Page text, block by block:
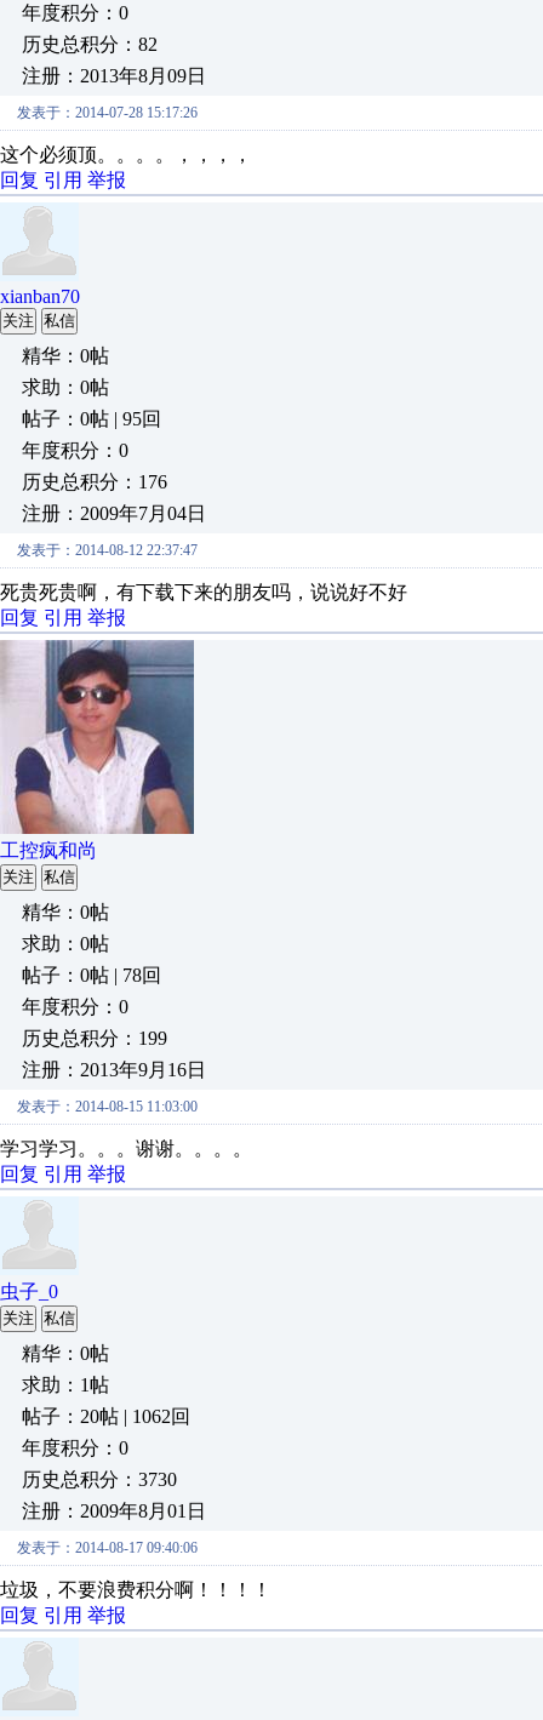
年度积分：0
历史总积分：82
注册：2013年8月09日
发表于：2014-07-28 15:17:26
这个必须顶。。。。，，，，
回复 引用 举报
xianban70
关注 私信
精华：0帖
求助：0帖
帖子：0帖 | 95回
年度积分：0
历史总积分：176
注册：2009年7月04日
发表于：2014-08-12 22:37:47
死贵死贵啊，有下载下来的朋友吗，说说好不好
回复 引用 举报
工控疯和尚
关注 私信
精华：0帖
求助：0帖
帖子：0帖 | 78回
年度积分：0
历史总积分：199
注册：2013年9月16日
发表于：2014-08-15 11:03:00
学习学习。。。谢谢。。。。
回复 引用 举报
虫子_0
关注 私信
精华：0帖
求助：1帖
帖子：20帖 | 1062回
年度积分：0
历史总积分：3730
注册：2009年8月01日
发表于：2014-08-17 09:40:06
垃圾，不要浪费积分啊！！！！
回复 引用 举报